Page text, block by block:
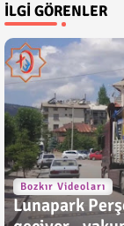
İLGI GÖRENLER
Bozkır Videoları
Lunapark